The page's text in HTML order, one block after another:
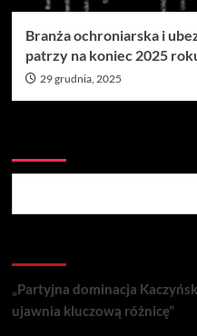
Branża ochroniarska i
patrzy na koniec 2025
29 grudnia, 2025
„Partyjna dominacja
ujawnia kluczową różnicę”